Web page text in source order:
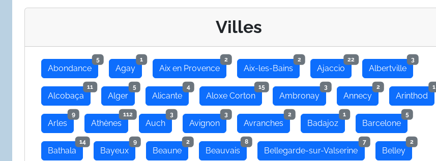
Villes
Abondance
5
Agay
1
Aix en Provence
2
Aix-les-Bains
2
Ajaccio
22
Albertville
3
Alcobaça
11
Alger
5
Alicante
4
Aloxe Corton
15
Ambronay
3
Annecy
2
Arinthod
1
Arles
9
Athènes
112
Auch
3
Avignon
3
Avranches
2
Badajoz
1
Barcelone
5
Bathala
14
Bayeux
9
Beaune
2
Beauvais
8
Bellegarde-sur-Valserine
7
Belley
2